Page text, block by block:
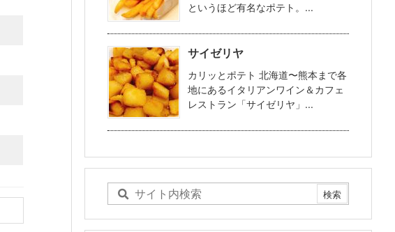
というほど有名なポテト。...
サイゼリヤ
カリッとポテト 北海道〜熊本まで各
地にあるイタリアンワイン＆カフェ
レストラン「サイゼリヤ」...